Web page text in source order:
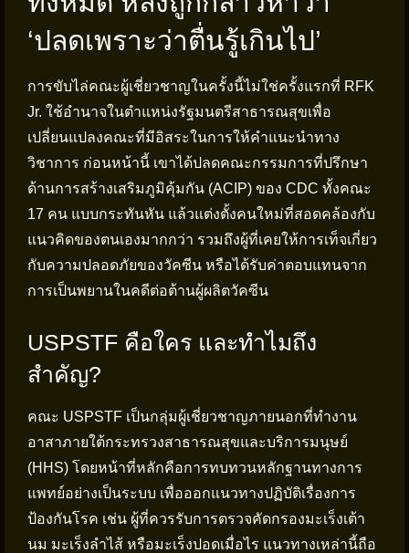
‘ปลดเพราะว่าตื่นรู้เกินไป’
การขับไล่คณะผู้เชี่ยวชาญในครั้งนี้ไม่ใช่ครั้งแรกที่ RFK
Jr. ใช้อำนาจในตำแหน่งรัฐมนตรีสาธารณสุขเพื่อ
เปลี่ยนแปลงคณะที่มีอิสระในการให้คำแนะนำทาง
วิชาการ ก่อนหน้านี้ เขาได้ปลดคณะกรรมการที่ปรึกษา
ด้านการสร้างเสริมภูมิคุ้มกัน (ACIP) ของ CDC ทั้งคณะ
17 คน แบบกระทันหัน แล้วแต่งตั้งคนใหม่ที่สอดคล้องกับ
แนวคิดของตนเองมากกว่า รวมถึงผู้ที่เคยให้การเท็จเกี่ยว
กับความปลอดภัยของวัคซีน หรือได้รับค่าตอบแทนจาก
การเป็นพยานในคดีต่อต้านผู้ผลิตวัคซีน
USPSTF คือใคร และทำไมถึง
สำคัญ?
คณะ USPSTF เป็นกลุ่มผู้เชี่ยวชาญภายนอกที่ทำงาน
อาสาภายใต้กระทรวงสาธารณสุขและบริการมนุษย์
(HHS) โดยหน้าที่หลักคือการทบทวนหลักฐานทางการ
แพทย์อย่างเป็นระบบ เพื่อออกแนวทางปฏิบัติเรื่องการ
ป้องกันโรค เช่น ผู้ที่ควรรับการตรวจคัดกรองมะเร็งเต้า
นม มะเร็งลำไส้ หรือมะเร็งปอดเมื่อไร แนวทางเหล่านี้ถือ